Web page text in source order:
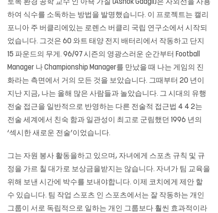
토목 환경 공학 교수 인 아쇽 가질 (Ashok Gadgil)은 자외선을 사용
하여 식수를 소독하는 방법을 발명했습니다. 이 프로젝트는 캘리
포니아 주 버클리에있는 로렌스 버클리 국립 연구소에서 시작되
었습니다. 그것은 60 와트 태양 전지 배터리에서 작동하고 단지
15 파운드의 무게. 96/97 시즌의 영광스러운 순간부터 Football
Manager 나 Championship Manager를 만났을 때 나는 게임의 진
화라는 측면에서 거의 모든 것을 보았습니다. 그때부터 20 년이
지난 지금, 나는 올해 많은 사람들과 놀았습니다. 그 시대의 유행
전술 접근을 일반적으로 반영하는 다른 전술적 접근법 4 4 2는
전술 세계에서 친숙 함과 일관성이 최고로 군림했던 1996 년의
‘섹시한 새로운 전술’이었습니다.
그는 자원 봉사 활동을하고 있으며, 자녀에게 스포츠 규칙 및 규
정을 가르 칠 대가로 보상금을받지는 않습니다. 자녀가 팀 교육을
위해 보낸 시간에 박수를 보내야합니다. 이제 코치에게 제안 할
수 있습니다. 팀 작업 스포츠 인 스포츠에서는 잘 작동하는 개인
그룹이 서로 독립적으로 일하는 개인 그룹보다 훨씬 효과적이라